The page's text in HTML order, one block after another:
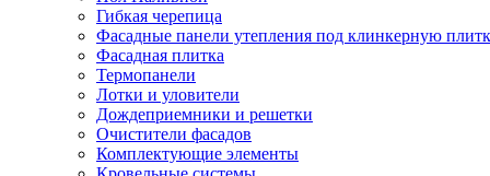
Гибкая черепица
Фасадные панели утепления под клинкерную
Фасадная плитка
Термопанели
Лотки и уловители
Дождеприемники и решетки
Очистители фасадов
Комплектующие элементы